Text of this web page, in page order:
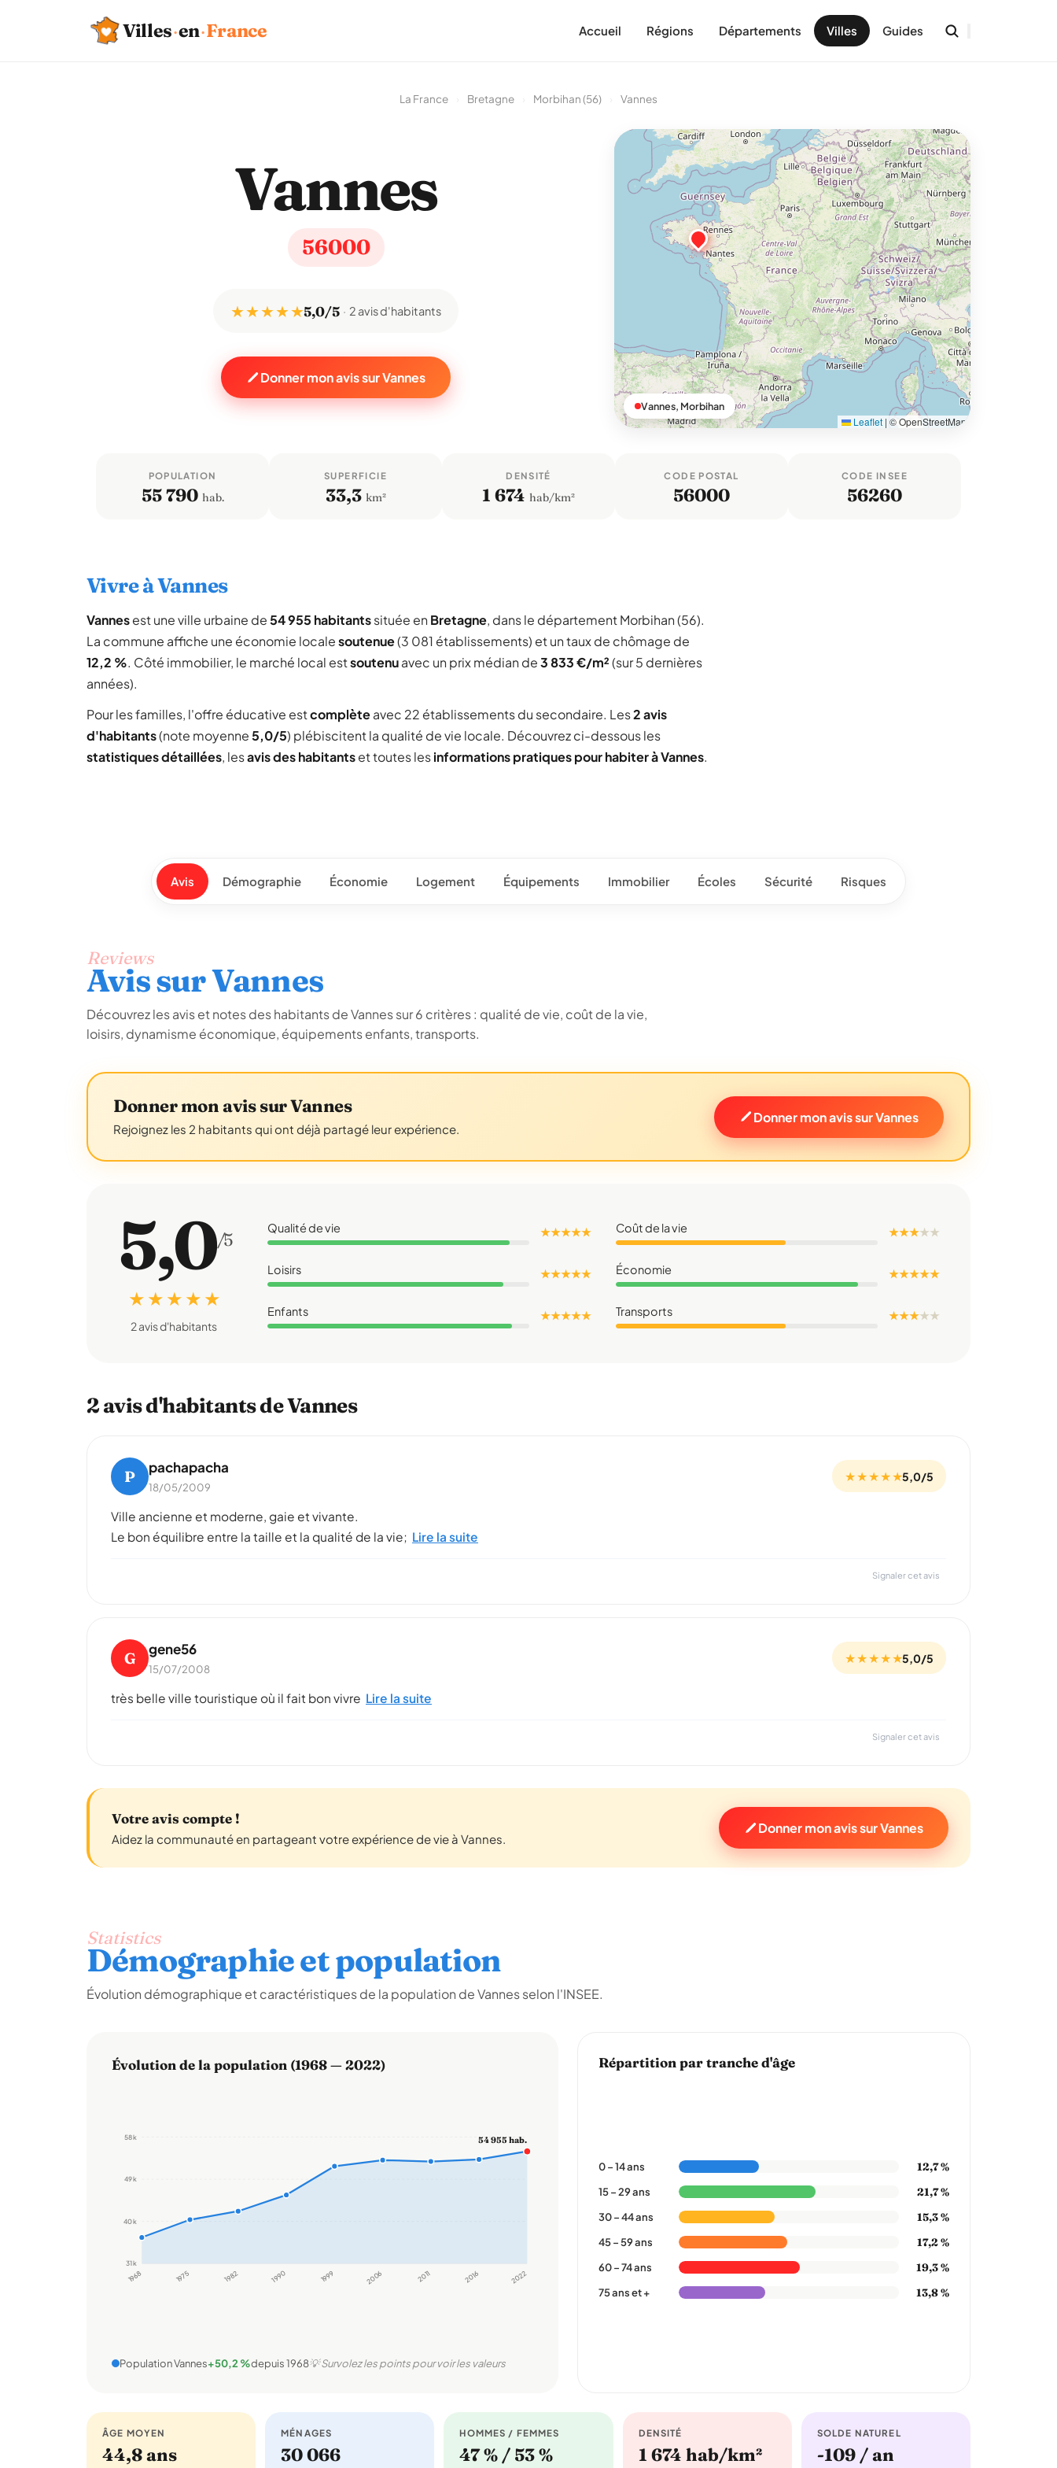
Villes·en·France Accueil Régions Départements Villes Guides
La France Bretagne Morbihan (56) Vannes
Vannes
56000
★ ★ ★ ★ ★5,0/5 2 avis d'habitants
Donner mon avis sur Vannes
Leaflet | © OpenStreetMap
Vannes, Morbihan
POPULATION
55 790 hab.
SUPERFICIE
33,3 km²
DENSITÉ
1 674 hab/km²
CODE POSTAL
56000
CODE INSEE
56260
Vivre à Vannes
Vannesest une ville urbaine de54 955 habitantssituée en Bretagne, dans le département Morbihan (56).
La commune affiche une économie localesoutenue(3 081 établissements) et un taux de chômage de
12,2 %. Côté immobilier, le marché local estsoutenuavec un prix médian de3 833 €/m²(sur 5 dernières
années).
Pour les familles, l'offre éducative estcomplèteavec 22 établissements du secondaire. Les2 avis
d'habitants(note moyenne5,0/5) plébiscitent la qualité de vie locale. Découvrez ci-dessous les
statistiques détaillées, lesavis des habitantset toutes lesinformations pratiques pour habiter à Vannes.
Avis Démographie Économie Logement Équipements Immobilier Écoles Sécurité Risques
Reviews
Avis sur Vannes
Découvrez les avis et notes des habitants de Vannes sur 6 critères : qualité de vie, coût de la vie,
loisirs, dynamisme économique, équipements enfants, transports.
Donner mon avis sur Vannes
Rejoignez les 2 habitants qui ont déjà partagé leur expérience.
Donner mon avis sur Vannes
5,0/5
★ ★ ★ ★ ★
2 avis d'habitants
Qualité de vie ★ ★ ★ ★ ★ Coût de la vie ★ ★ ★★★
Loisirs ★ ★ ★ ★ ★ Économie ★ ★ ★ ★ ★
Enfants ★ ★ ★ ★ ★ Transports ★ ★ ★★★
2 avis d'habitants de Vannes
P pachapacha
18/05/2009
★ ★ ★ ★ ★5,0/5
Ville ancienne et moderne, gaie et vivante.
Le bon équilibre entre la taille et la qualité de la vie; Lire la suite
Signaler cet avis
G gene56
15/07/2008
★ ★ ★ ★ ★5,0/5
très belle ville touristique où il fait bon vivre Lire la suite
Signaler cet avis
Votre avis compte !
Aidez la communauté en partageant votre expérience de vie à Vannes.
Donner mon avis sur Vannes
Statistics
Démographie et population
Évolution démographique et caractéristiques de la population de Vannes selon l'INSEE.
Évolution de la population (1968 — 2022)
31 k
40 k
49 k
58 k
1968 1975 1982 1990 1999 2006 2011 2016 2022
54 955 hab.
Population Vannes+50,2 %depuis 1968💡 Survolez les points pour voir les valeurs
Répartition par tranche d'âge
0 – 14 ans 12,7 %
15 – 29 ans 21,7 %
30 – 44 ans 15,3 %
45 – 59 ans 17,2 %
60 – 74 ans 19,3 %
75 ans et + 13,8 %
ÂGE MOYEN
44,8 ans
MÉNAGES
30 066
HOMMES / FEMMES
47 % / 53 %
DENSITÉ
1 674 hab/km²
SOLDE NATUREL
-109 / an